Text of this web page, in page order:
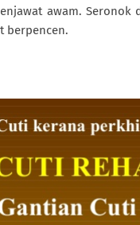
awam.
berpencen.